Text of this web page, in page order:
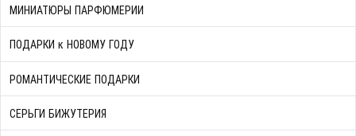
МИНИАТЮРЫ ПАРФЮМЕРИИ
ПОДАРКИ к НОВОМУ ГОДУ
РОМАНТИЧЕСКИЕ ПОДАРКИ
СЕРЬГИ БИЖУТЕРИЯ